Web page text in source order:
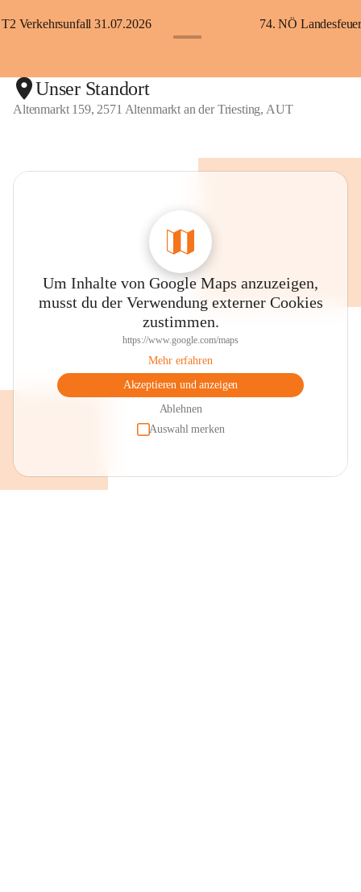
T2 Verkehrsunfall 31.07.2026
Unser Standort
Altenmarkt 159, 2571 Altenmarkt an der Triesting, AUT
Um Inhalte von Google Maps anzuzeigen,
musst du der Verwendung externer Cookies
zustimmen.
https://www.google.com/maps
Mehr erfahren
Akzeptieren und anzeigen
Ablehnen
Auswahl merken